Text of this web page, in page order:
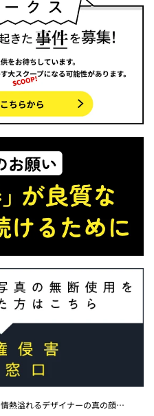
情熱溢れるデザイナーの真の顔は……｜宇垣美里